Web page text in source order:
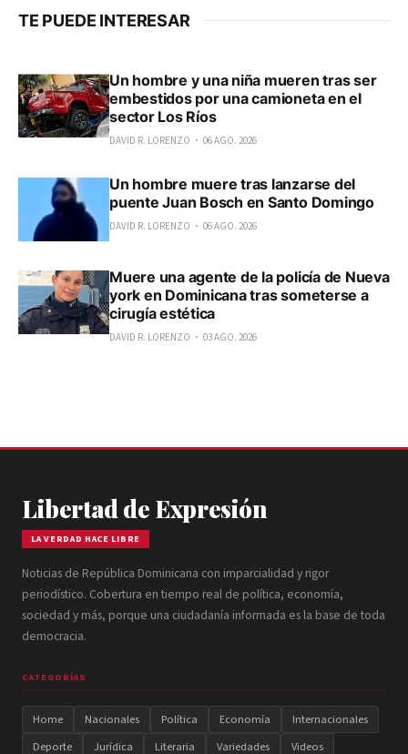
TE PUEDE INTERESAR
Un hombre y una niña mueren tras ser
embestidos por una camioneta en el
sector Los Ríos
DAVID R. LORENZO 06 AGO. 2026
Un hombre muere tras lanzarse del
puente Juan Bosch en Santo Domingo
DAVID R. LORENZO 06 AGO. 2026
Muere una agente de la policía de Nueva
york en Dominicana tras someterse a
cirugía estética
DAVID R. LORENZO 03 AGO. 2026
Libertad de Expresión
LA VERDAD HACE LIBRE
Noticias de República Dominicana con imparcialidad y rigor
periodístico. Cobertura en tiempo real de política, economía,
sociedad y más, porque una ciudadanía informada es la base de toda
democracia.
CATEGORÍAS
Home Nacionales Política Economía
Internacionales
Deporte
Jurídica Literaria Variedades Videos